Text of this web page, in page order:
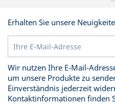
Erhalten Sie unsere
Wir nutzen Ihre E-Mail-
um unsere Produkte zu
Einverständnis jederzeit
Kontaktinformationen finden